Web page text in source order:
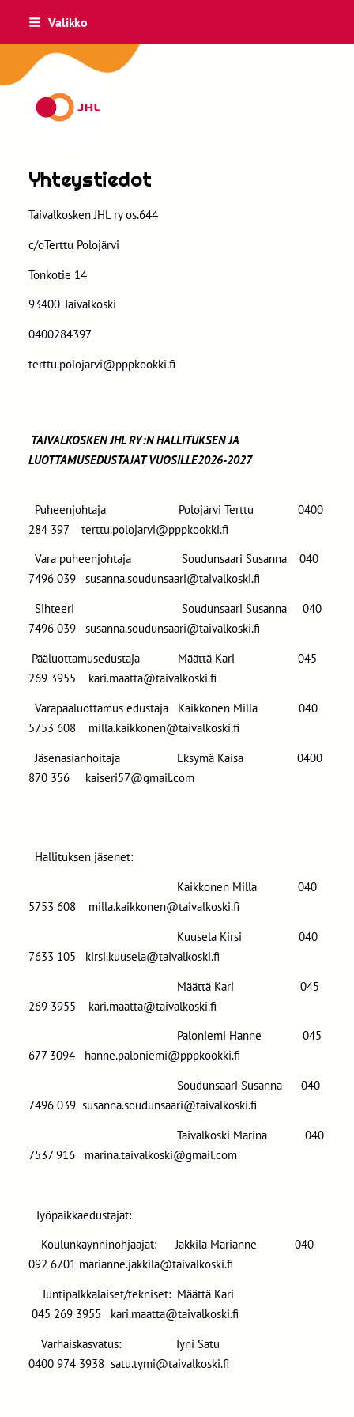
Siirry
sisältöön
Valikko
Taivalkosken JHL ry os.644
Yhteystiedot
Taivalkosken JHL ry os.644
c/oTerttu Polojärvi
Tonkotie 14
93400 Taivalkoski
0400284397
terttu.polojarvi@pppkookki.fi
TAIVALKOSKEN JHL RY:N HALLITUKSEN JA
LUOTTAMUSEDUSTAJAT VUOSILLE2026-2027
Puheenjohtaja Polojärvi Terttu 0400
284 397 terttu.polojarvi@pppkookki.fi
Vara puheenjohtaja Soudunsaari Susanna 040
7496 039 susanna.soudunsaari@taivalkoski.fi
Sihteeri Soudunsaari Susanna 040
7496 039 susanna.soudunsaari@taivalkoski.fi
Pääluottamusedustaja Määttä Kari 045
269 3955 kari.maatta@taivalkoski.fi
Varapääluottamus edustaja Kaikkonen Milla 040
5753 608 milla.kaikkonen@taivalkoski.fi
Jäsenasianhoitaja Eksymä Kaisa 0400
870 356 kaiseri57@gmail.com
Hallituksen jäsenet:
Kaikkonen Milla 040
5753 608 milla.kaikkonen@taivalkoski.fi
Kuusela Kirsi 040
7633 105 kirsi.kuusela@taivalkoski.fi
Määttä Kari 045
269 3955 kari.maatta@taivalkoski.fi
Paloniemi Hanne 045
677 3094 hanne.paloniemi@pppkookki.fi
Soudunsaari Susanna 040
7496 039 susanna.soudunsaari@taivalkoski.fi
Taivalkoski Marina 040
7537 916 marina.taivalkoski@gmail.com
Työpaikkaedustajat:
Koulunkäynninohjaajat: Jakkila Marianne 040
092 6701 marianne.jakkila@taivalkoski.fi
Tuntipalkkalaiset/tekniset: Määttä Kari
045 269 3955 kari.maatta@taivalkoski.fi
Varhaiskasvatus: Tyni Satu
0400 974 3938 satu.tymi@taivalkoski.fi